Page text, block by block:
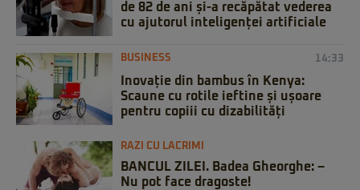
de 82 de ani și-a recăpătat vederea
cu ajutorul inteligenței artificiale
BUSINESS 14:33
Inovație din bambus în Kenya:
Scaune cu rotile ieftine și ușoare
pentru copiii cu dizabilități
RAZI CU LACRIMI
BANCUL ZILEI. Badea Gheorghe: –
Nu pot face dragoste!